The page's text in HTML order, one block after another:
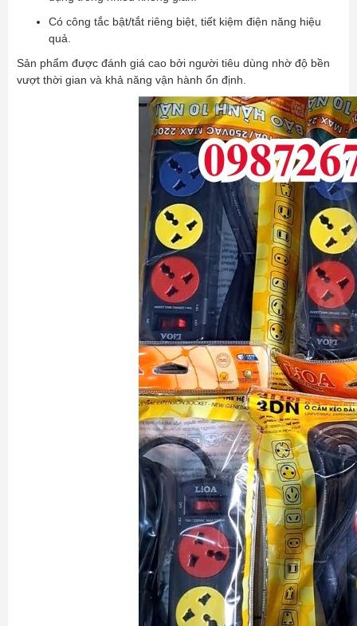
Có công tắc bật/tắt riêng biệt, tiết kiệm điện năng hiệu
quả.
Sản phẩm được đánh giá cao bởi người tiêu dùng nhờ độ bền
vượt thời gian và khả năng vận hành ổn định.